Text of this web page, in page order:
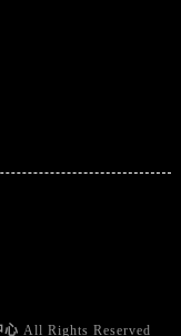
心 All Rights Reserved